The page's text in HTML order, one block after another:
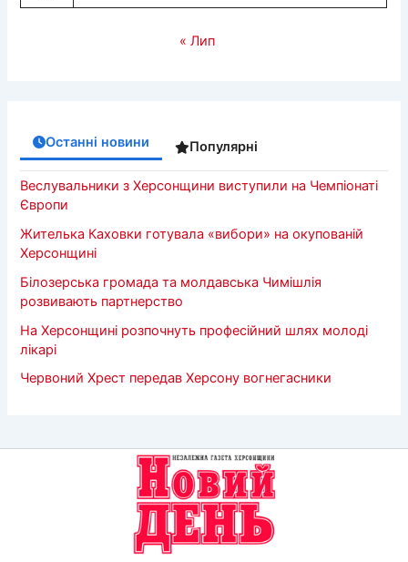
« Лип
Останні новини Популярні
Веслувальники з Херсонщини виступили на Чемпіонаті
Європи
Жителька Каховки готувала «вибори» на окупованій
Херсонщині
Білозерська громада та молдавська Чимішлія
розвивають партнерство
На Херсонщині розпочнуть професійний шлях молоді
лікарі
Червоний Хрест передав Херсону вогнегасники